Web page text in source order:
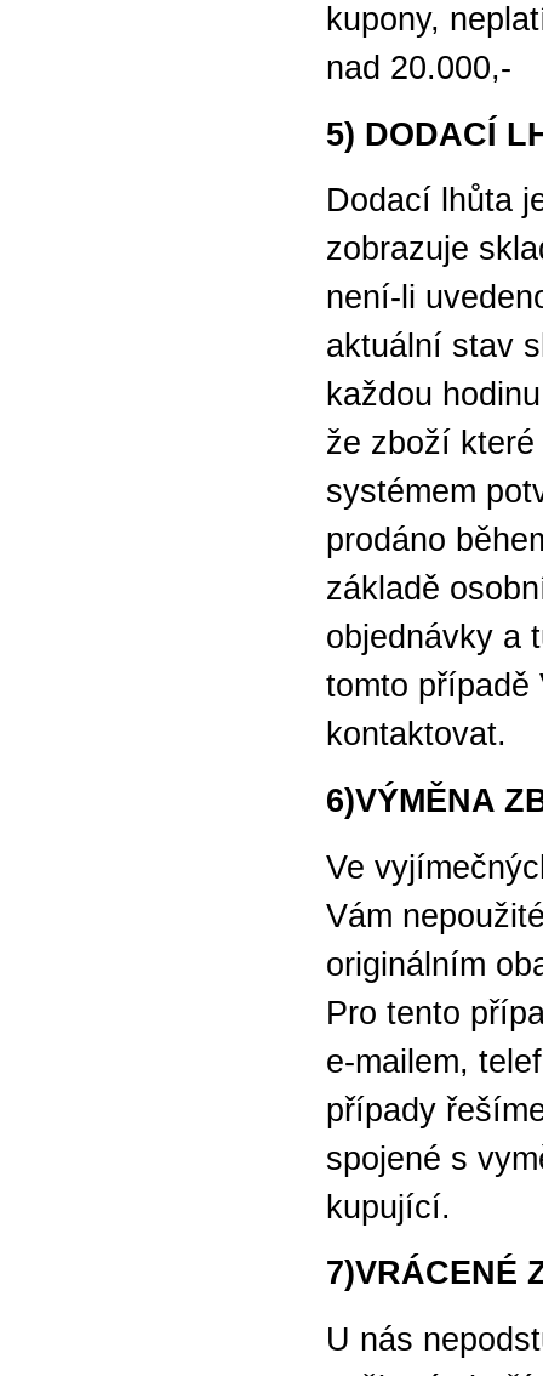
kupony,
nad 20.000,-
5) DODACÍ
Dodací lhůta
zobrazuje
není-li
aktuální stav
každou
že zboží
systémem
prodáno
základě
objednávky a
tomto případě
kontaktovat.
6)VÝMĚNA
Ve
Vám
originálním
Pro tento
e-mailem,
případy
spojené s
kupující.
7)VRÁCENÉ
U nás